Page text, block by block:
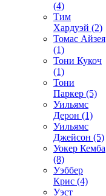
(4)
Тим
Хардуэй (2)
Томас Айзея
(1)
Тони Кукоч
(1)
Тони
Паркер (5)
Уильямс
Дерон (1)
Уильямс
Джейсон (5)
Уокер Кемба
(8)
Уэббер
Крис (4)
Уэст